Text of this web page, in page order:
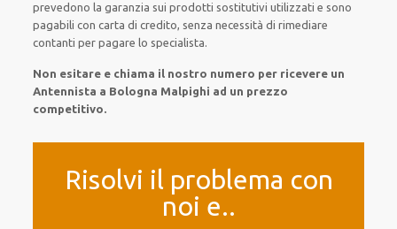
prevedono la garanzia sui prodotti sostitutivi utilizzati e sono
pagabili con carta di credito, senzanecessità dirimediare
contanti per pagare lo specialista.
Non esitare e chiama il nostro numero per ricevere un
Antennista a Bologna Malpighi ad un prezzo
competitivo.
Risolvi il problema con
noi e..